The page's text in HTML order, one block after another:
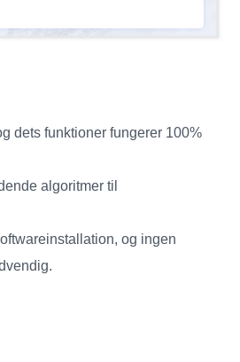
dets funktioner fungerer 100%
algoritmer til
og ingen